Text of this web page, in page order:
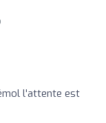
l'attente est